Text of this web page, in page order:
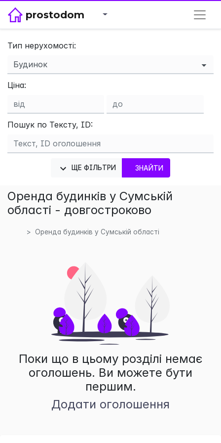
prostodom
Тип нерухомості:
Ціна:
Пошук по Тексту, ID:
ЩЕ ФІЛЬТРИ ЗНАЙТИ
Оренда будинків у Сумській
області - довгостроково
Оренда будинків у Сумській області
Поки що в цьому розділі немає
оголошень. Ви можете бути
першим.
Додати оголошення
×